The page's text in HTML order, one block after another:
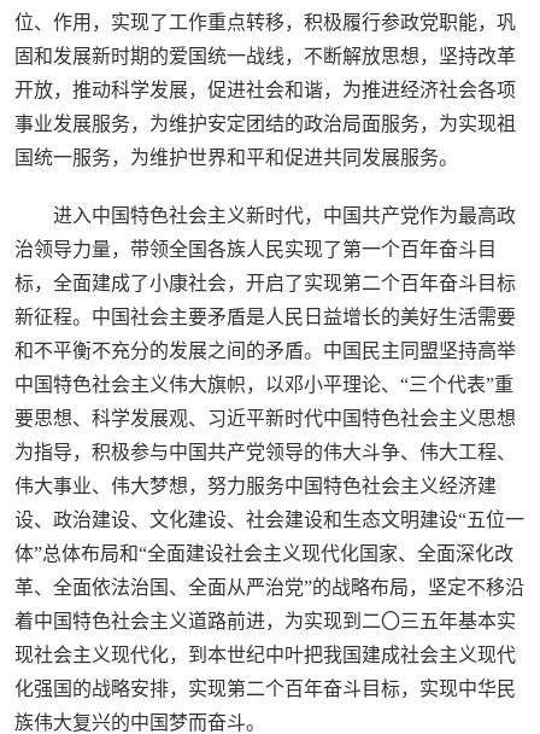
位、作用，实现了工作重点转移，积极履行参政党职能，巩
固和发展新时期的爱国统一战线，不断解放思想，坚持改革
开放，推动科学发展，促进社会和谐，为推进经济社会各项
事业发展服务，为维护安定团结的政治局面服务，为实现祖
国统一服务，为维护世界和平和促进共同发展服务。
进入中国特色社会主义新时代，中国共产党作为最高政
治领导力量，带领全国各族人民实现了第一个百年奋斗目
标，全面建成了小康社会，开启了实现第二个百年奋斗目标
新征程。中国社会主要矛盾是人民日益增长的美好生活需要
和不平衡不充分的发展之间的矛盾。中国民主同盟坚持高举
中国特色社会主义伟大旗帜，以邓小平理论、“三个代表”重
要思想、科学发展观、习近平新时代中国特色社会主义思想
为指导，积极参与中国共产党领导的伟大斗争、伟大工程、
伟大事业、伟大梦想，努力服务中国特色社会主义经济建
设、政治建设、文化建设、社会建设和生态文明建设“五位一
体”总体布局和“全面建设社会主义现代化国家、全面深化改
革、全面依法治国、全面从严治党”的战略布局，坚定不移沿
着中国特色社会主义道路前进，为实现到二〇三五年基本实
现社会主义现代化，到本世纪中叶把我国建成社会主义现代
化强国的战略安排，实现第二个百年奋斗目标，实现中华民
族伟大复兴的中国梦而奋斗。